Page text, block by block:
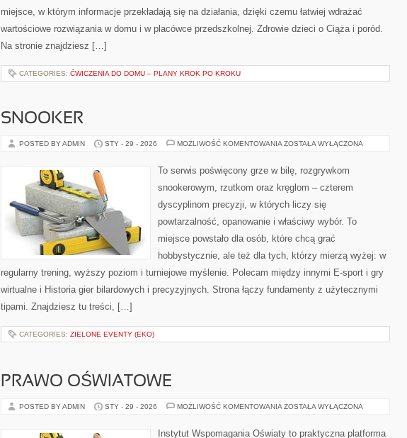
miejsce, w którym informacje przekładają się na działania, dzięki czemu łatwiej wdrażać
wartościowe rozwiązania w domu i w placówce przedszkolnej. Zdrowie dzieci o Ciąża i poród.
Na stronie znajdziesz […]
CATEGORIES: ĆWICZENIA DO DOMU – PLANY KROK PO KROKU
SNOOKER
POSTED BY ADMIN STY - 29 - 2026 MOŻLIWOŚĆ KOMENTOWANIA SNOOKER
ZOSTAŁA WYŁĄCZONA
To serwis poświęcony grze w bilę, rozgrywkom
snookerowym, rzutkom oraz kręglom – czterem
dyscyplinom precyzji, w których liczy się
powtarzalność, opanowanie i właściwy wybór. To
miejsce powstało dla osób, które chcą grać
hobbystycznie, ale też dla tych, którzy mierzą wyżej: w
regularny trening, wyższy poziom i turniejowe myślenie. Polecam między innymi E-sport i gry
wirtualne i Historia gier bilardowych i precyzyjnych. Strona łączy fundamenty z użytecznymi
tipami. Znajdziesz tu treści, […]
CATEGORIES: ZIELONE EVENTY (EKO)
PRAWO OŚWIATOWE
POSTED BY ADMIN STY - 29 - 2026 MOŻLIWOŚĆ KOMENTOWANIA PRAWO
ZOSTAŁA WYŁĄCZONA
Instytut Wspomagania Oświaty to praktyczna platforma